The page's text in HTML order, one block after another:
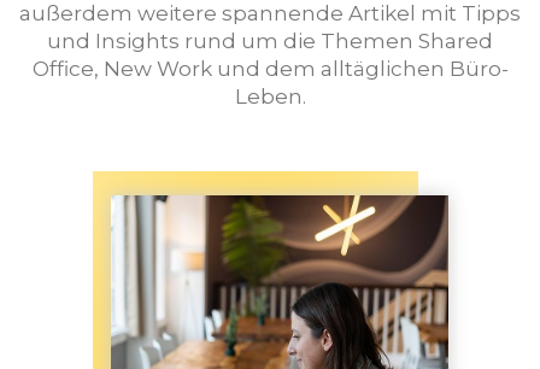
außerdem weitere spannende Artikel mit Tipps
und Insights rund um die Themen Shared
Office, New Work und dem alltäglichen Büro-
Leben.